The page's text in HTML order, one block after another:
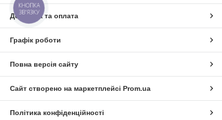
Доставка та оплата
Графік роботи
Повна версія сайту
Сайт створено на маркетплейсі Prom.ua
Політика конфіденційності
КНОПКА
ЗВ'ЯЗКУ